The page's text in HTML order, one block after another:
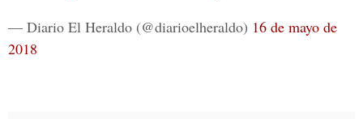
— Diario El Heraldo (@diarioelheraldo) 16 de mayo de
2018